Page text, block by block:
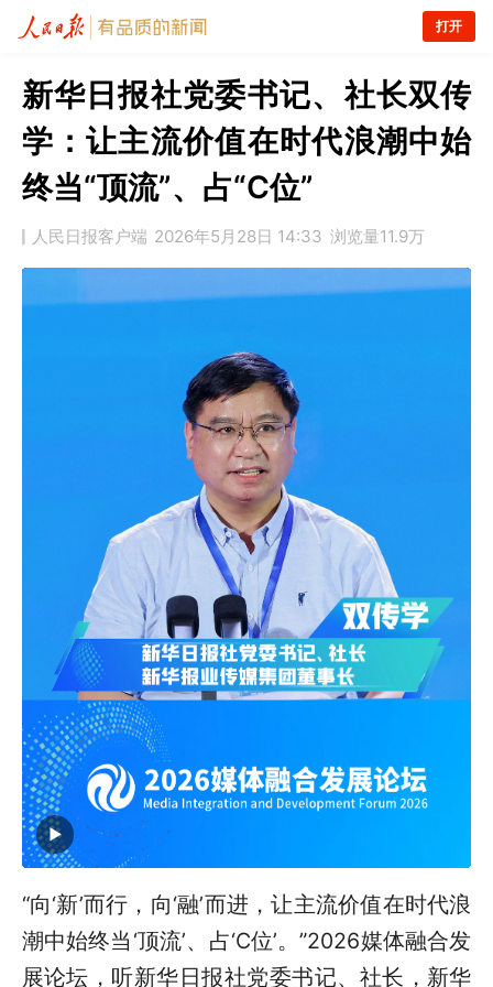
打开
新华日报社党委书记、社长双传
学：让主流价值在时代浪潮中始
终当“顶流”、占“C位”
人民日报客户端 2026年5月28日 14:33 浏览量11.9万
“向‘新’而行，向‘融’而进，让主流价值在时代浪
潮中始终当‘顶流’、占‘C位’。”2026媒体融合发
展论坛，听新华日报社党委书记、社长，新华